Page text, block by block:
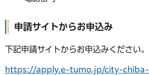
申請サイトからお申込み
下記申請サイトからお申込みください。
https://apply.e-tumo.jp/city-chiba-